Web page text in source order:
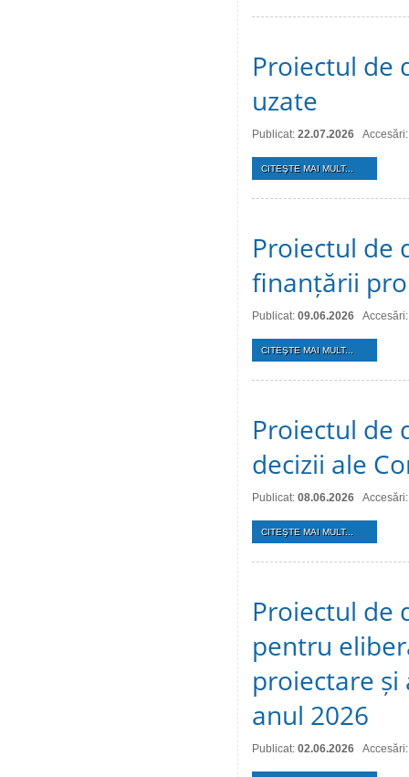
Proiectul de
uzate
Publicat: 22.07.2026
CITEŞTE MAI MULT...
Proiectul de
finanțării
Publicat: 09.06.2026
CITEŞTE MAI MULT...
Proiectul de
decizii ale
Publicat: 08.06.2026
CITEŞTE MAI MULT...
Proiectul de
pentru
proiectare
anul 2026
Publicat: 02.06.2026